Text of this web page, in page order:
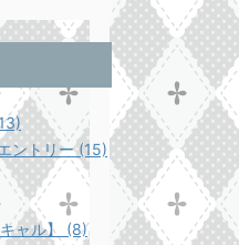
ントリー (15)
ャル】 (8)